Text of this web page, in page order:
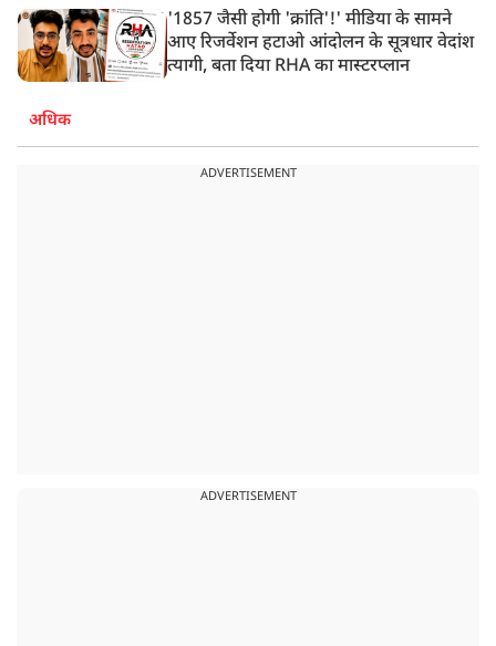
'1857 जैसी होगी 'क्रांति'!' मीडिया के सामने
आए रिजर्वेशन हटाओ आंदोलन के सूत्रधार वेदांश
त्यागी, बता दिया RHA का मास्टरप्लान
अधिक
ADVERTISEMENT
ADVERTISEMENT